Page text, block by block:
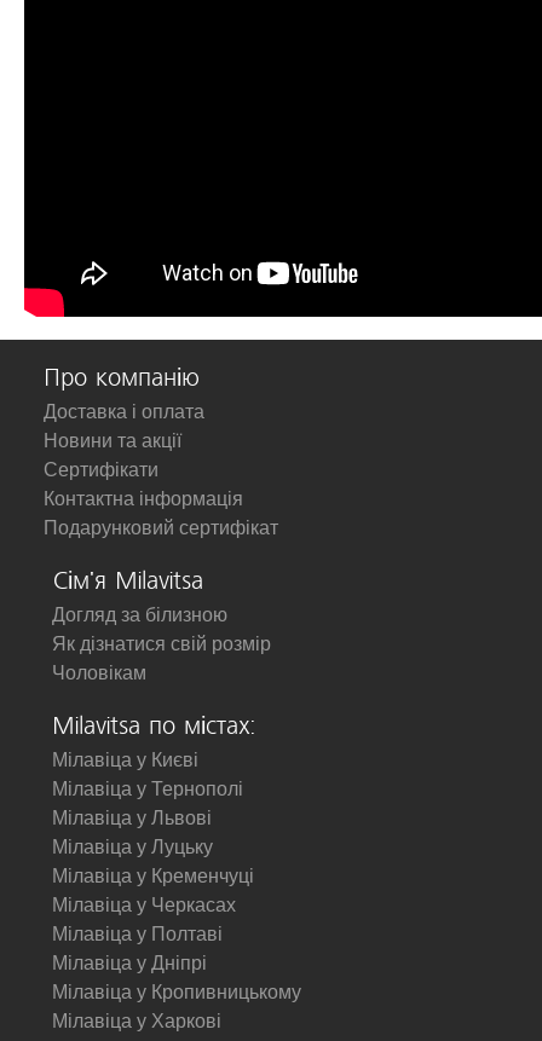
Про компанію
Доставка і оплата
Новини та акції
Сертифікати
Контактна інформація
Подарунковий сертифікат
Сім'я Milavitsa
Догляд за білизною
Як дізнатися свій розмір
Чоловікам
Milavitsa по містах:
Мілавіца у Києві
Мілавіца у Тернополі
Мілавіца у Львові
Мілавіца у Луцьку
Мілавіца у Кременчуці
Мілавіца у Черкасах
Мілавіца у Полтаві
Мілавіца у Дніпрі
Мілавіца у Кропивницькому
Мілавіца у Харкові